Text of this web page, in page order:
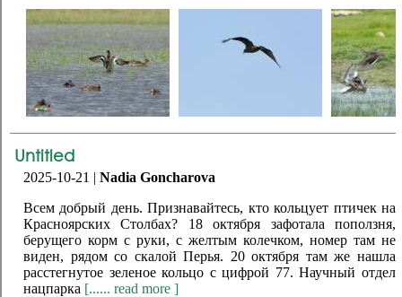
Untitled
2025-10-21 | Nadia Goncharova
Всем добрый день. Признавайтесь, кто кольцует птичек на
Красноярских Столбах? 18 октября зафотала поползня,
берущего корм с руки, с желтым колечком, номер там не
виден, рядом со скалой Перья. 20 октября там же нашла
расстегнутое зеленое кольцо с цифрой 77. Научный отдел
нацпарка [...... read more ]